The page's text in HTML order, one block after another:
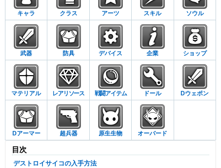
キャラ クラス アーツ スキル ソウル
武器 防具 デバイス 企業 ショップ
マテリアル レアリソース 戦闘アイテム ドール Dウェポン
Dアーマー 超兵器 原生生物 オーバード
目次
デストロイサイコの入手方法